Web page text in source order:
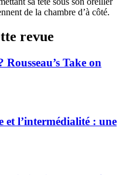
de la chambre d’à côté.
revue
Rousseau’s Take on
et l’intermédialité : une